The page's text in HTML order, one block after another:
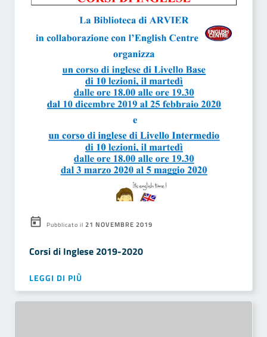
Pubblicato il 21 NOVEMBRE 2019
Corsi di Inglese 2019-2020
LEGGI DI PIÙ